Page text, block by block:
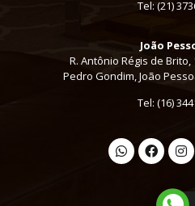
Tel: (21)
João
R. Antônio Régis de Brito,
Pedro Gondim, João
Tel: (16)